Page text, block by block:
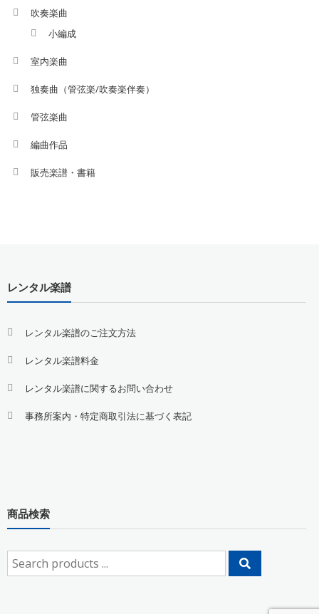
吹奏楽曲
小編成
室内楽曲
独奏曲（管弦楽/吹奏楽伴奏）
管弦楽曲
編曲作品
販売楽譜・書籍
レンタル楽譜
レンタル楽譜のご注文方法
レンタル楽譜料金
レンタル楽譜に関するお問い合わせ
事務所案内・特定商取引法に基づく表記
商品検索
Search
for: